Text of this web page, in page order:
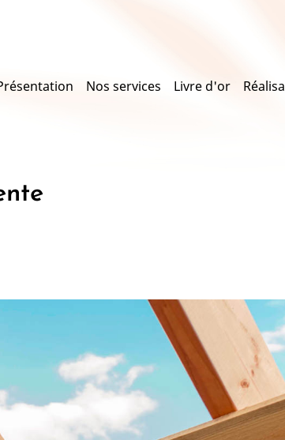
Nos services Livre d'or